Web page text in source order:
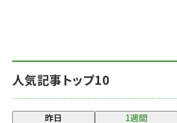
人気記事トップ10
昨日 1週間